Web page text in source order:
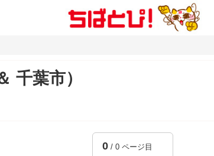
千葉市）
0/ 0 ページ目